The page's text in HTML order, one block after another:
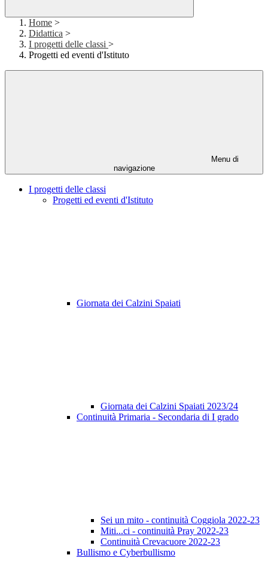
Home >
Didattica >
I progetti delle classi >
Progetti ed eventi d'Istituto
Menu di
navigazione
I progetti delle classi
Progetti ed eventi d'Istituto
Giornata dei Calzini Spaiati
Giornata dei Calzini Spaiati 2023/24
Continuità Primaria - Secondaria di I grado
Sei un mito - continuità Coggiola 2022-23
Miti...ci - continuità Pray 2022-23
Continuità Crevacuore 2022-23
Bullismo e Cyberbullismo